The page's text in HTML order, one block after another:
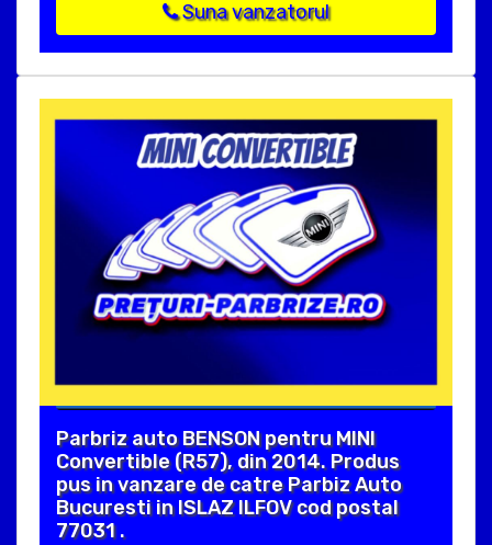
Suna vanzatorul
Parbriz auto BENSON pentru MINI
Convertible (R57), din 2014. Produs
pus in vanzare de catre Parbiz Auto
Bucuresti in ISLAZ ILFOV cod postal
77031 .